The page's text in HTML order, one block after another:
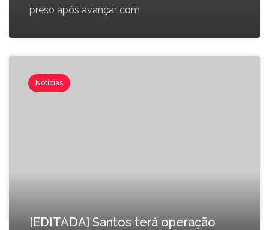
preso após avançar com
Notícias
[EDITADA] Santos terá operação